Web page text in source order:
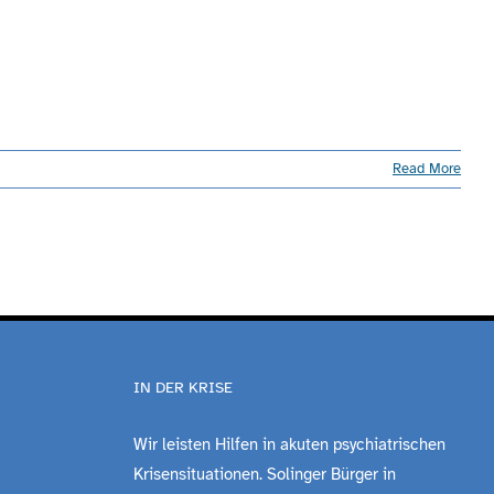
Read More
IN DER KRISE
Wir leisten Hilfen in akuten psychiatrischen
Krisensituationen. Solinger Bürger in